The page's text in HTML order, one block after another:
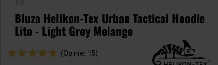
Bluza Helikon-Tex Urban Tactical Hoodie
Lite - Light Grey Melange
Ocena:
(Opinie: 15)